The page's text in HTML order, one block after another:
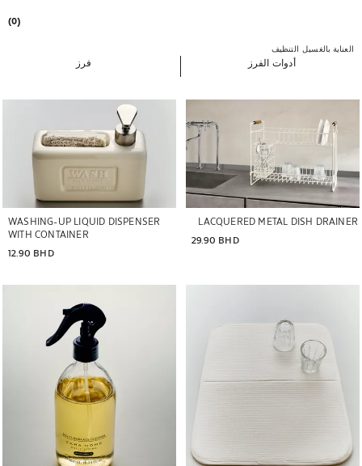
(0)
العناية بالغسيل التنظيف
أدوات الفرز فرز
LACQUERED METAL DISH DRAINER
29.90 BHD
WASHING-UP LIQUID DISPENSER
WITH CONTAINER
12.90 BHD
تم تغيير الصورة إلى 1 من 6 تم تغيير الصورة إلى 1 من 6